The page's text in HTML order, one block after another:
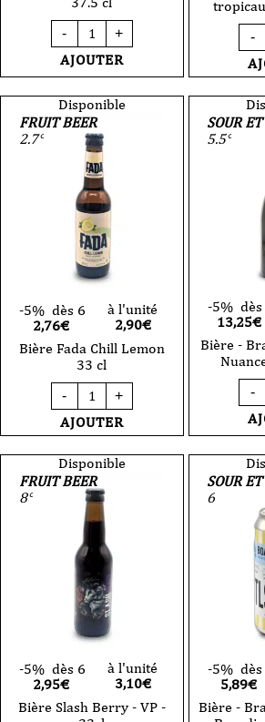
-
quantité
de
Bière
Boon
-
mariage
parfait
2022
37.5
cl
+
AJOUTER
-
Disponible
FRUIT BEER
2.7°
-5% dès 6
2,76€
à l'unité
2,90€
Bière Fada Chill Lemon
33 cl
-
quantité
de
Bière
Fada
Lemon
33
cl
+
AJOUTER
SOUR
5.5°
-5% dès
13,25€
Bière -
-
Disponible
FRUIT BEER
8°
-5% dès 6
2,95€
à l'unité
3,10€
Bière Slash Berry - VP -
SOUR
6
-5% dès
5,89€
Bière -